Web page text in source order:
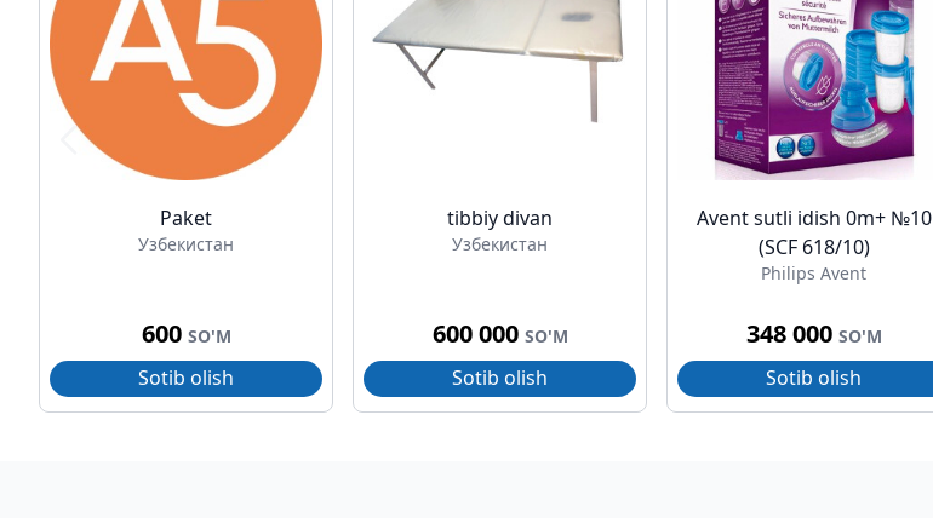
Paket
Узбекистан
600 SO'M
Sotib olish
tibbiy divan
Узбекистан
600 000 SO'M
Sotib olish
Avent sutli idish 0m+ №10
(SCF 618/10)
Philips Avent
348 000 SO'M
Sotib olish